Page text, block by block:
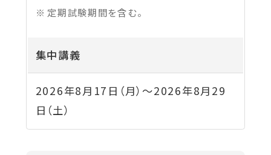
定期試験期間を含む。
集中講義
2026年8月17日（月） ～2026年8月29
日（土）